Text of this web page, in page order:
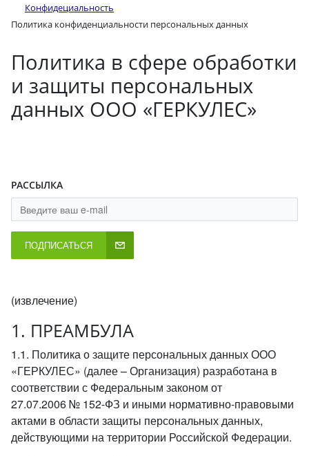
Конфидециальность
Политика конфиденциальности персональных данных
Политика в сфере обработки
и защиты персональных
данных ООО «ГЕРКУЛЕС»
РАССЫЛКА
ПОДПИСАТЬСЯ
(извлечение)
1. ПРЕАМБУЛА
1.1. Политика о защите персональных данных ООО
«ГЕРКУЛЕС» (далее – Организация) разработана в
соответствии с Федеральным законом от
27.07.2006 № 152-ФЗ и иными нормативно-правовыми
актами в области защиты персональных данных,
действующими на территории Российской Федерации.